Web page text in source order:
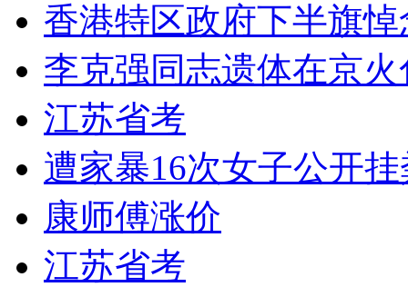
香港特区政府下半旗
李克强同志遗体在京火
江苏省考
遭家暴16次女子公开
康师傅涨价
江苏省考